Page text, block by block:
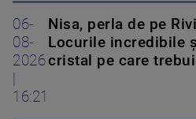
06-
08-
2026
16:21
Nisa, perla de pe
Locurile incredibile
cristal pe care